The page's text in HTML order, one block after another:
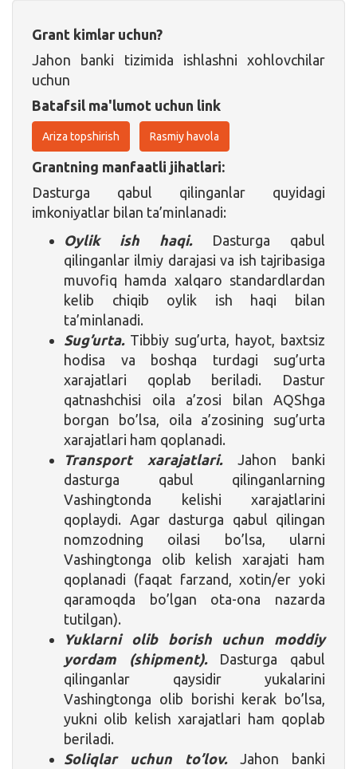
Grant kimlar uchun?
Jahon banki tizimida ishlashni xohlovchilar
uchun
Batafsil ma'lumot uchun link
Ariza topshirish Rasmiy havola
Grantning manfaatli jihatlari:
Dasturga qabul qilinganlar quyidagi
imkoniyatlar bilan ta’minlanadi:
Oylik ish haqi.Dasturga qabul
qilinganlar ilmiy darajasi va ish tajribasiga
muvofiq hamda xalqaro standardlardan
kelib chiqib oylik ish haqi bilan
ta’minlanadi.
Sug’urta.Tibbiy sug’urta, hayot, baxtsiz
hodisa va boshqa turdagi sug’urta
xarajatlari qoplab beriladi. Dastur
qatnashchisi oila a’zosi bilan AQShga
borgan bo’lsa, oila a’zosining sug’urta
xarajatlari ham qoplanadi.
Transport xarajatlari.Jahon banki
dasturga qabul qilinganlarning
Vashingtonda kelishi xarajatlarini
qoplaydi. Agar dasturga qabul qilingan
nomzodning oilasi bo’lsa, ularni
Vashingtonga olib kelish xarajati ham
qoplanadi (faqat farzand, xotin/er yoki
qaramoqda bo’lgan ota-ona nazarda
tutilgan).
Yuklarni olib borish uchun moddiy
yordam (shipment).Dasturga qabul
qilinganlar qaysidir yukalarini
Vashingtonga olib borishi kerak bo’lsa,
yukni olib kelish xarajatlari ham qoplab
beriladi.
Soliqlar uchun to’lov. Jahon banki